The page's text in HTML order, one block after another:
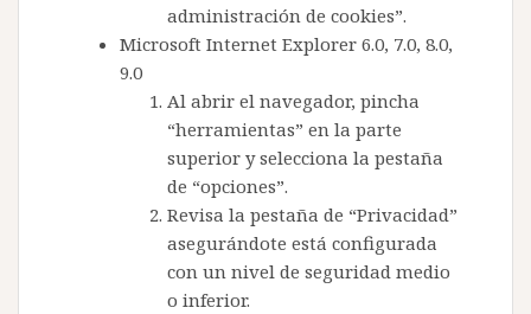
administración de cookies”.
Microsoft Internet Explorer 6.0, 7.0, 8.0,
9.0
Al abrir el navegador, pincha
“herramientas” en la parte
superior y selecciona la pestaña
de “opciones”.
Revisa la pestaña de “Privacidad”
asegurándote está configurada
con un nivel de seguridad medio
o inferior.